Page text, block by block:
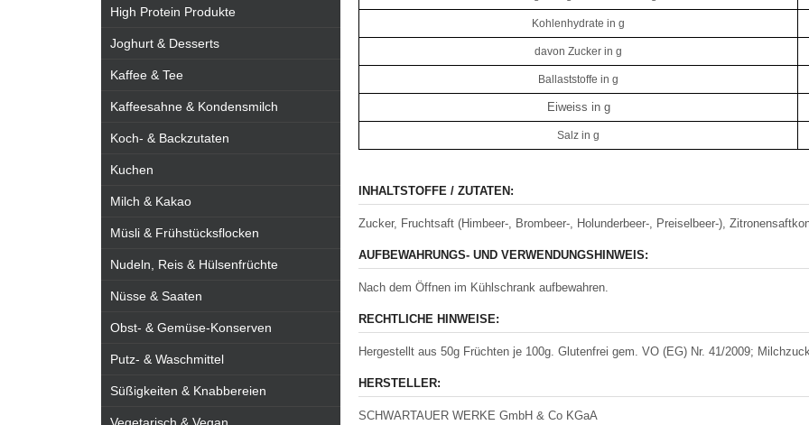
Kohlenhydrate in g
davon Zucker in g
Ballaststoffe in g
Eiweiss in g
Salz in g
INHALTSTOFFE / ZUTATEN:
Zucker, Fruchtsaft (Himbeer-, Brombeer-, Holunderbeer-, Preiselbeer-),
AUFBEWAHRUNGS- UND VERWENDUNGSHINWEIS:
Nach dem Öffnen im Kühlschrank aufbewahren.
RECHTLICHE HINWEISE:
Hergestellt aus 50g Früchten je 100g. Glutenfrei gem. VO (EG) Nr. 41/2009;
HERSTELLER:
SCHWARTAUER WERKE GmbH & Co KGaA
High Protein Produkte
Joghurt & Desserts
Kaffee & Tee
Kaffeesahne & Kondensmilch
Koch- & Backzutaten
Kuchen
Milch & Kakao
Müsli & Frühstücksflocken
Nudeln, Reis & Hülsenfrüchte
Nüsse & Saaten
Obst- & Gemüse-Konserven
Putz- & Waschmittel
Süßigkeiten & Knabbereien